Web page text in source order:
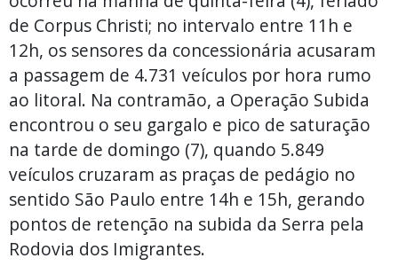
de Corpus Christi; no intervalo entre 11h e
12h, os sensores da concessionária acusaram
a passagem de 4.731 veículos por hora rumo
ao litoral. Na contramão, a Operação Subida
encontrou o seu gargalo e pico de saturação
na tarde de domingo (7), quando 5.849
veículos cruzaram as praças de pedágio no
sentido São Paulo entre 14h e 15h, gerando
pontos de retenção na subida da Serra pela
Rodovia dos Imigrantes.